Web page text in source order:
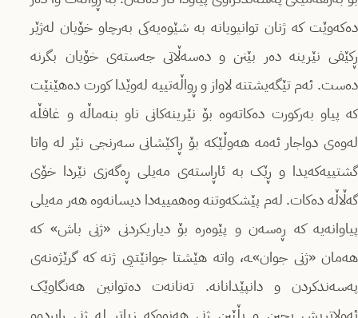
دەکەوێت کە ژنان توانیویانە بە شێوەیەکی بەرچاو خۆیان لەژێر
ڕکێفی نێرینە دەر بێنن و دەسەڵاتی جەستەی خۆیان بگرنە
دەست. ئەم تێگەیشتنە لاواز و ڕواڵەتییە لەوێدا کورت دەهێنێت
کە پیاو بەرکورت دەکاتەوە بۆ نێرینەکانی ناو بنەماڵە و غافڵە
لەوەی دواجار ئەمە هەوڵێکە بۆ ڕاکێشانی سەرنجی نێر لە واتا
گشتییەکەیدا و ڕێک بە ئاڕاستەی مەیلی ڕەگەزی نێردا خۆی
گەڵاڵە دەکات. لەم پێشکەوتنە وەهمییەدا دیسانەوە هەر مەیلی
پیاوانەیە کە ڕەسەن و پێوەرە بۆ دیاریکردنی «ژنی باش» کە
هەمان «ژنی جوان»ـە، واتە هێشتا جوانێتیی ژنە کە گرێژەنەی
پەسەندکردن و دانپێدانانە. تەنانەت دەتوانین هەنگاوێک